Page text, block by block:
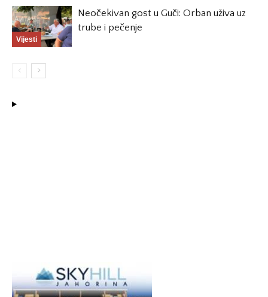
Vijesti
Neočekivan gost u Guči: Orban uživa uz
trube i pečenje